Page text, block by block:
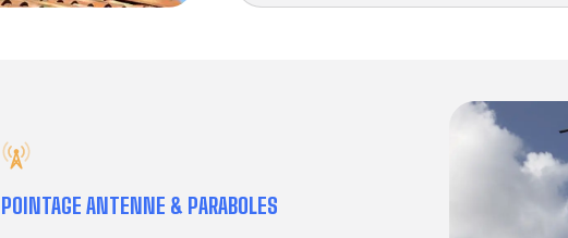
POINTAGE ANTENNE & PARABOLES